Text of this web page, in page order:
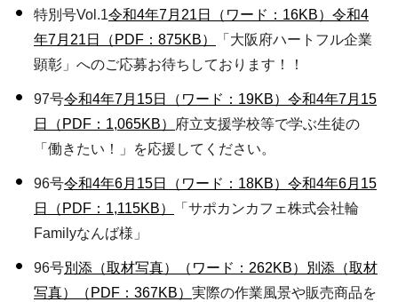
特別号Vol.1令和4年7月21日（ワード：16KB） 令和4
年7月21日（PDF：875KB）
「大阪府ハートフル企業
顕彰」へのご応募お待ちしております！！
97号令和4年7月15日（ワード：19KB） 令和4年7月15
日（PDF：1,065KB）
府立支援学校等で学ぶ生徒の
「働きたい！」を応援してください。
96号令和4年6月15日（ワード：18KB） 令和4年6月15
日（PDF：1,115KB）
「サポカンカフェ株式会社輪
Familyなんば様」
96号別添（取材写真）（ワード：262KB）
別添（取材
写真）（PDF：367KB） 実際の作業風景や販売商品を